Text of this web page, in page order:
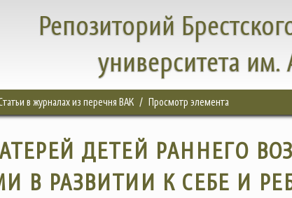
Репозиторий
университета
в журналах из перечня ВАК Просмотр элемента
ДЕТЕЙ РАННЕГО
В РАЗВИТИИ К СЕБЕ И